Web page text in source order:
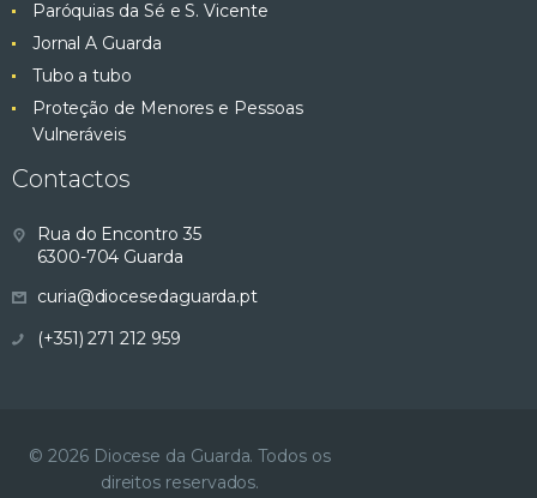
Paróquias da Sé e S. Vicente
Jornal A Guarda
Tubo a tubo
Proteção de Menores e Pessoas
Vulneráveis
Contactos
Rua do Encontro 35
6300-704 Guarda
curia@diocesedaguarda.pt
(+351) 271 212 959
© 2026 Diocese da Guarda. Todos os
direitos reservados.